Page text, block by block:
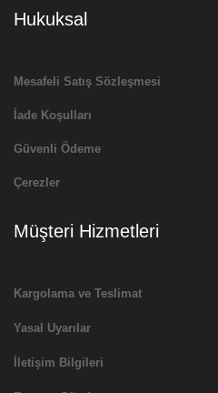
Hukuksal
Mesafeli Satış Sözleşmesi
İade Koşulları
Güvenli Ödeme
Çerezler
Müşteri Hizmetleri
Kargolama ve Teslimat
Yasal Uyarılar
İletişim Bilgileri